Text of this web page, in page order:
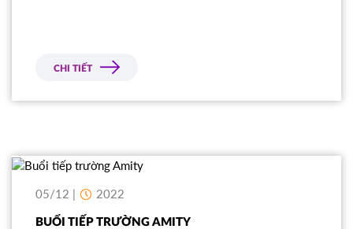
CHI TIẾT
05/12 | 2022
BUỔI TIẾP TRƯỜNG AMITY